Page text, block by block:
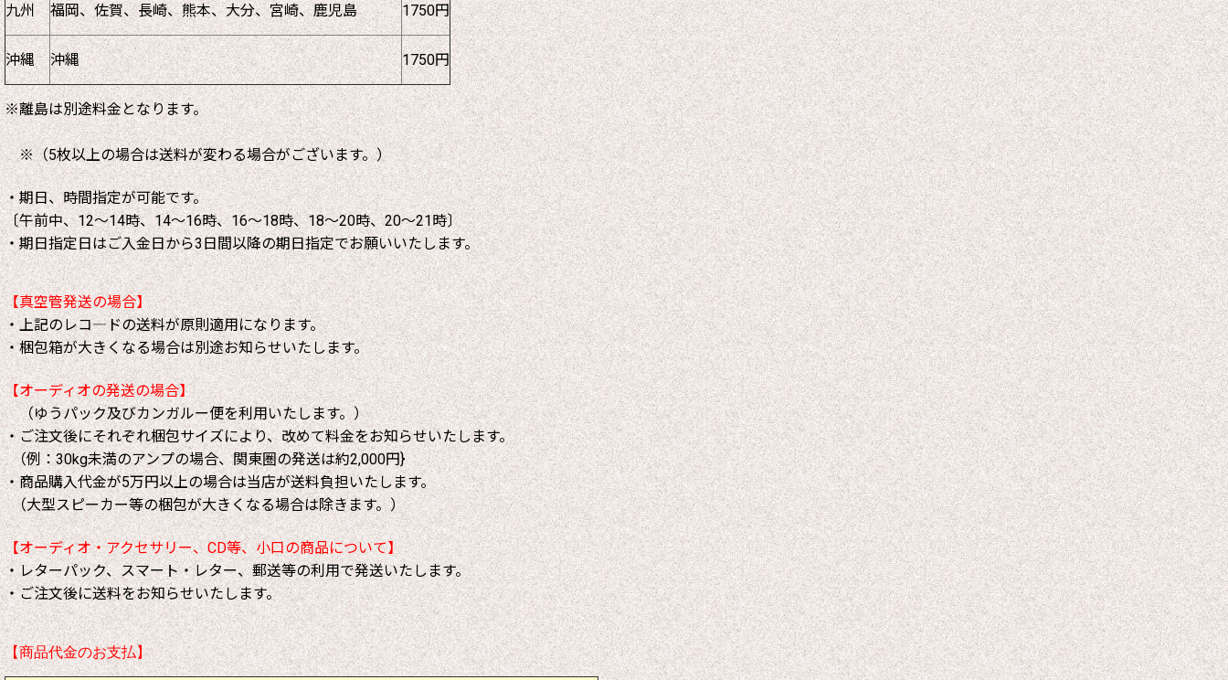
九州 福岡、佐賀、長崎、熊本、大分、宮崎、鹿児島 1750円
沖縄 沖縄 1750円
※離島は別途料金となります。
※（5枚以上の場合は送料が変わる場合がございます。）
・期日、時間指定が可能です。
〔午前中、12～14時、14～16時、16～18時、18～20時、20～21時〕
・期日指定日はご入金日から3日間以降の期日指定でお願いいたします。
【真空管発送の場合】
・上記のレコ―ドの送料が原則適用になります。
・梱包箱が大きくなる場合は別途お知らせいたします。
【オーディオの発送の場合】
（ゆうパック及びカンガルー便を利用いたします。）
・ご注文後にそれぞれ梱包サイズにより、改めて料金をお知らせいたします。
（例：30kg未満のアンプの場合、関東圏の発送は約2,000円}
・商品購入代金が5万円以上の場合は当店が送料負担いたします。
（大型スピーカー等の梱包が大きくなる場合は除きます。）
【オーディオ・アクセサリー、CD等、小口の商品について】
・レターパック、スマート・レター、郵送等の利用で発送いたします。
・ご注文後に送料をお知らせいたします。
【商品代金のお支払】